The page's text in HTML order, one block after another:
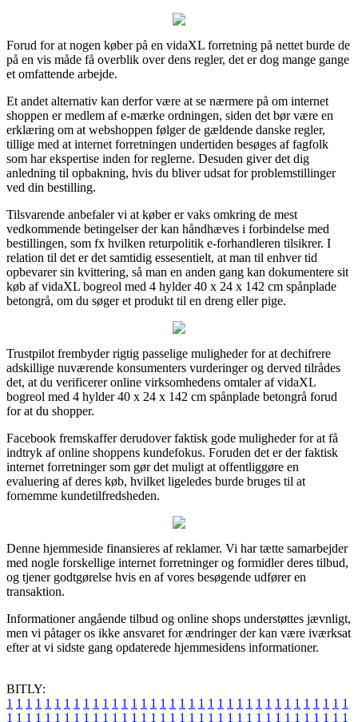
Forud for at nogen køber på en vidaXL forretning på nettet burde de
på en vis måde få overblik over dens regler, det er dog mange gange
et omfattende arbejde.
Et andet alternativ kan derfor være at se nærmere på om internet
shoppen er medlem af e-mærke ordningen, siden det bør være en
erklæring om at webshoppen følger de gældende danske regler,
tillige med at internet forretningen undertiden besøges af fagfolk
som har ekspertise inden for reglerne. Desuden giver det dig
anledning til opbakning, hvis du bliver udsat for problemstillinger
ved din bestilling.
Tilsvarende anbefaler vi at køber er vaks omkring de mest
vedkommende betingelser der kan håndhæves i forbindelse med
bestillingen, som fx hvilken returpolitik e-forhandleren tilsikrer. I
relation til det er det samtidig essesentielt, at man til enhver tid
opbevarer sin kvittering, så man en anden gang kan dokumentere sit
køb af vidaXL bogreol med 4 hylder 40 x 24 x 142 cm spånplade
betongrå, om du søger et produkt til en dreng eller pige.
Trustpilot frembyder rigtig passelige muligheder for at dechifrere
adskillige nuværende konsumenters vurderinger og derved tilrådes
det, at du verificerer online virksomhedens omtaler af vidaXL
bogreol med 4 hylder 40 x 24 x 142 cm spånplade betongrå forud
for at du shopper.
Facebook fremskaffer derudover faktisk gode muligheder for at få
indtryk af online shoppens kundefokus. Foruden det er der faktisk
internet forretninger som gør det muligt at offentliggøre en
evaluering af deres køb, hvilket ligeledes burde bruges til at
fornemme kundetilfredsheden.
Denne hjemmeside finansieres af reklamer. Vi har tætte samarbejder
med nogle forskellige internet forretninger og formidler deres tilbud,
og tjener godtgørelse hvis en af vores besøgende udfører en
transaktion.
Informationer angående tilbud og online shops understøttes jævnligt,
men vi påtager os ikke ansvaret for ændringer der kan være iværksat
efter at vi sidste gang opdaterede hjemmesidens informationer.
BITLY:
1 1 1 1 1 1 1 1 1 1 1 1 1 1 1 1 1 1 1 1 1 1 1 1 1 1 1 1 1 1 1 1 1 1 1 1
1 1 1 1 1 1 1 1 1 1 1 1 1 1 1 1 1 1 1 1 1 1 1 1 1 1 1 1 1 1 1 1 1 1 1 1